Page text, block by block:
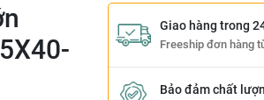
Giao hàng trong
Freeship đơn hàng
Bảo đảm chất